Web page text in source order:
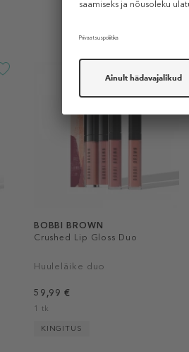
BOBBI BROWN
Crushed Lip Gloss Duo
Huuleläike duo
59,99 €
1 tk
KINGITUS